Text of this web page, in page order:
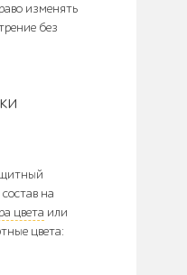
изменять
без
на
цвета или
цвета: